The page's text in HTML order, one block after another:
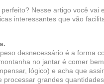
Nesse artigo você vai
interessantes que vão
desnecessário é a forma
no jantar é comer
lógico) e acha que
grandes